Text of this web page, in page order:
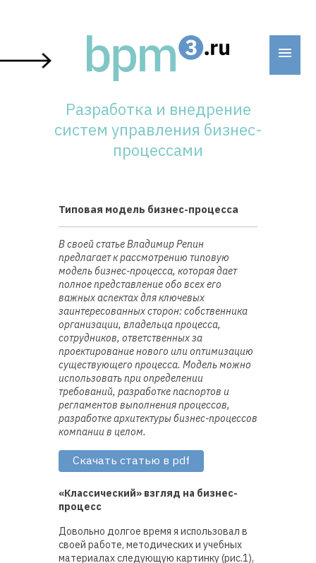
content
Разработка и внедрение
систем управления бизнес-
процессами
Типовая модель бизнес-процесса
В своей статье Владимир Репин
предлагает к рассмотрению типовую
модель бизнес-процесса, которая дает
полное представление обо всех его
важных аспектах для ключевых
заинтересованных сторон: собственника
организации, владельца процесса,
сотрудников, ответственных за
проектирование нового или оптимизацию
существующего процесса. Модель можно
использовать при определении
требований, разработке паспортов и
регламентов выполнения процессов,
разработке архитектуры бизнес-процессов
компании в целом.
Скачать статью в pdf
«Классический» взгляд на бизнес-
процесс
Довольно долгое время я использовал в
своей работе, методических и учебных
материалах следующую картинку (рис.1),